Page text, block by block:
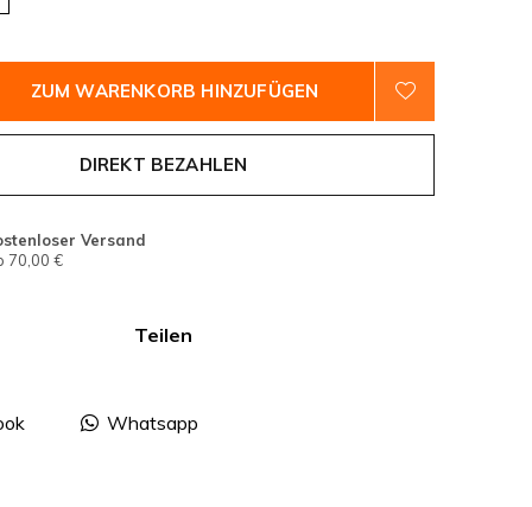
ZUM WARENKORB HINZUFÜGEN
DIREKT BEZAHLEN
Versand
70,00 €
Teilen
Whatsapp